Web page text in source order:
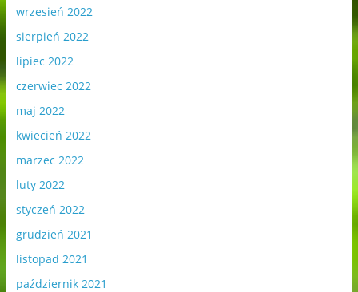
wrzesień 2022
sierpień 2022
lipiec 2022
czerwiec 2022
maj 2022
kwiecień 2022
marzec 2022
luty 2022
styczeń 2022
grudzień 2021
listopad 2021
październik 2021